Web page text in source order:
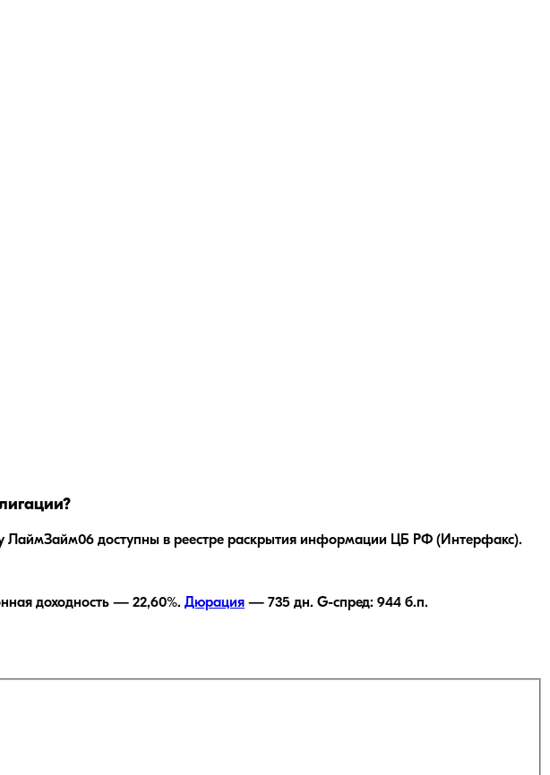
ЛаймЗайм06 доступны в реестре раскрытия информации ЦБ РФ (Интерфакс).
доходность — 22,60%. Дюрация — 735 дн. G-спред: 944 б.п.